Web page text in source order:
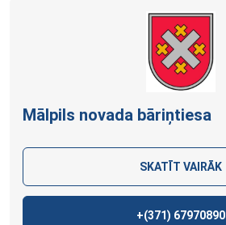
Mālpils novada bāriņtiesa
SKATĪT VAIRĀK
+(371) 67970890